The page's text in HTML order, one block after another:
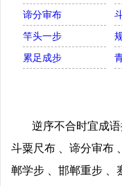
谛分审布
竿头一步
累足成步
逆序不合时宜成
斗粟尺布 、谛分审布
郸学步 、邯郸重步 、